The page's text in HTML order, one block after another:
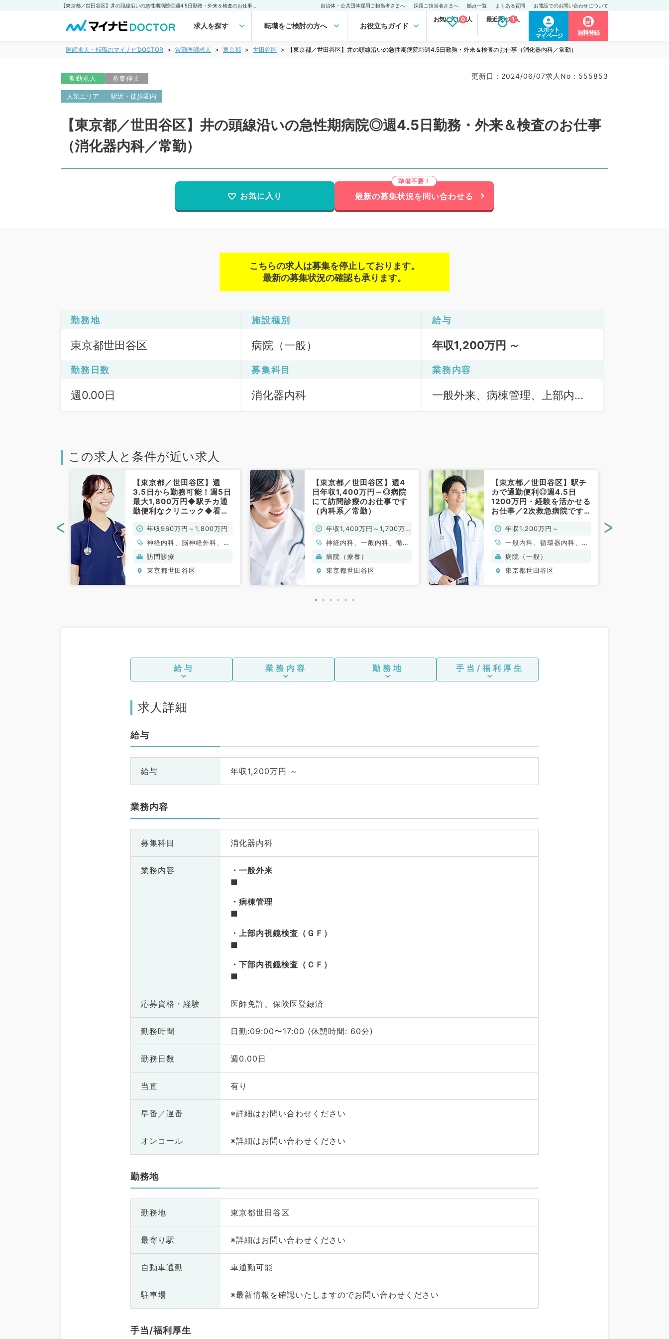
自治体・公共団体採用ご担当者さまへ 採用ご担当者さまへ 拠点一覧 よくある質問 お電話でのお問い合わせについて
求人を探す 転職をご検討の方へ お役立ちガイド
お気に入り求人
0 最近見た求人
1
スポット
マイページ
無料登録
医師求人・転職のマイナビDOCTOR 常勤医師求人 東京都 世田谷区 【東京都／世田谷区】井の頭線沿いの急性期病院◎週4.5日勤務・外来＆検査のお仕事（消化器内科／常勤）
常勤求人 募集停止 更新日 : 2024/06/07求人No : 555853
人気エリア 駅近・徒歩圏内
【東京都／世田谷区】井の頭線沿いの急性期病院◎週4.5日勤務・外来＆検査のお仕事
（消化器内科／常勤）
お気に入り 最新の募集状況を問い合わせる
こちらの求人は募集を停止しております。
最新の募集状況の確認も承ります。
勤務地
東京都世田谷区
施設種別
病院（一般）
給与
年収1,200万円 ～
勤務日数
週0.00日
募集科目
消化器内科
業務内容
一般外来、病棟管理、上部内視
この求人と条件が近い求人
【東京都／世田谷区】週
3.5日から勤務可能！週5日
最大1,800万円◆駅チカ通
勤便利なクリニック◆看護
診療のお仕事です（内科系
／常勤）
年収960万円～1,800万円
神経内科、脳神経外科、一
般内科、循環器内科、呼吸
器内科、消化器内科、内分
泌・代謝内科、腎臓内科、
訪問診療
東京都世田谷区
【東京都／世田谷区】週4
日年収1,400万円～◎病院
にて訪問診療のお仕事です
（内科系／常勤）
年収1,400万円～1,700万
円
神経内科、一般内科、循環
器内科、呼吸器内科、消化
器内科
病院（療養）
東京都世田谷区
【東京都／世田谷区】駅チ
カで通勤便利◎週4.5日
1200万円・経験を活かせる
お仕事／2次救急病院です
年収1,200万円～
一般内科、循環器内科、呼
吸器内科、消化器内科
病院（一般）
東京都世田谷区
< >
給与 業務内容 勤務地 手当/福利厚生
求人詳細
給与
給与 年収1,200万円 ～
業務内容
募集科目 消化器内科
業務内容
一般外来
■
病棟管理
■
上部内視鏡検査（ＧＦ）
■
下部内視鏡検査（ＣＦ）
■
応募資格・ 経験 医師免許、保険医登録済
勤務時間 日勤:09:00〜17:00 (休憩時間: 60分)
勤務日数 週0.00日
当直 有り
早番／遅番 ※詳細はお問い合わせください
オンコール ※詳細はお問い合わせください
勤務地
勤務地 東京都世田谷区
最寄り駅 ※詳細はお問い合わせください
自動車通勤 車通勤可能
駐車場 ※最新情報を確認いたしますのでお問い合わせください
手当/福利厚生